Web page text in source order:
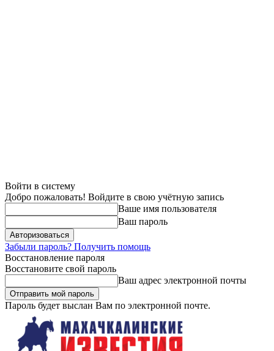
Войти в систему
Добро пожаловать! Войдите в свою учётную запись
Ваше имя пользователя
Ваш пароль
Забыли пароль? Получить помощь
Восстановление пароля
Восстановите свой пароль
Ваш адрес электронной почты
Пароль будет выслан Вам по электронной почте.